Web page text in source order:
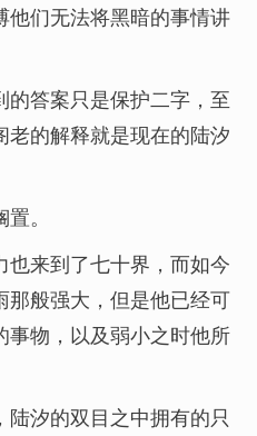
们无法将黑暗的事情讲
的答案只是保护二字，至
的解释就是现在的陆汐
。
也来到了七十界，而如今
那般强大，但是他已经可
事物，以及弱小之时他所
汐的双目之中拥有的只